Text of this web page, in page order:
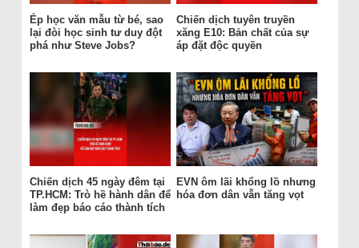
Ép học văn mẫu từ bé, sao
lại đòi học sinh tư duy đột
phá như Steve Jobs?
Chiến dịch tuyên truyền
xăng E10: Bản chất của sự
áp đặt độc quyền
Chiến dịch 45 ngày đêm tại
TP.HCM: Trò hề hành dân để
làm đẹp báo cáo thành tích
EVN ôm lãi khổng lồ nhưng
hóa đơn dân vẫn tăng vọt